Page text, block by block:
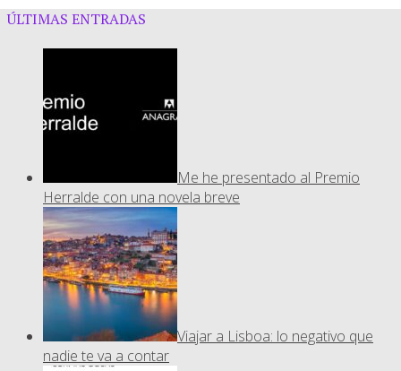
ÚLTIMAS ENTRADAS
Me he presentado al Premio
Herralde con una novela breve
Viajar a Lisboa: lo negativo que
nadie te va a contar